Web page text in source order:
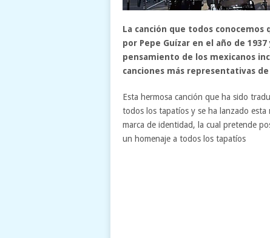
La canción que todos
por Pepe Guízar en el año de
pensamiento de los mexicanos
canciones más representativas
Esta hermosa canción que ha sido
todos los tapatíos y se ha lanzado
marca de identidad, la cual pretende
un homenaje a todos los tapatíos